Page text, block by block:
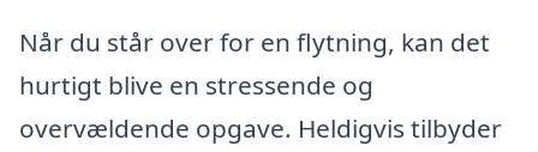
Når du står over for en flytning, kan det
hurtigt blive en stressende og
overvældende opgave. Heldigvis tilbyder